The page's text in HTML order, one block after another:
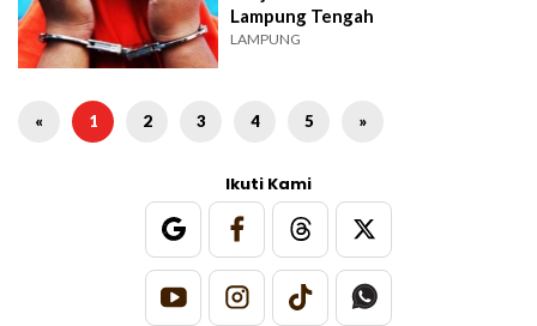
Lampung Tengah
LAMPUNG
« 1 2 3 4 5 »
Ikuti Kami